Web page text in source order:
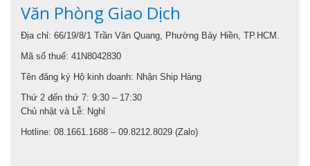
Văn Phòng Giao Dịch
Địa chỉ: 66/19/8/1 Trần Văn Quang, Phường Bảy Hiền, TP.HCM.
Mã số thuế: 41N8042830
Tên đăng ký Hộ kinh doanh: Nhận Ship Hàng
Thứ 2 đến thứ 7: 9:30 – 17:30
Chủ nhật và Lễ: Nghỉ
Hotline: 08.1661.1688 – 09.8212.8029 (Zalo)